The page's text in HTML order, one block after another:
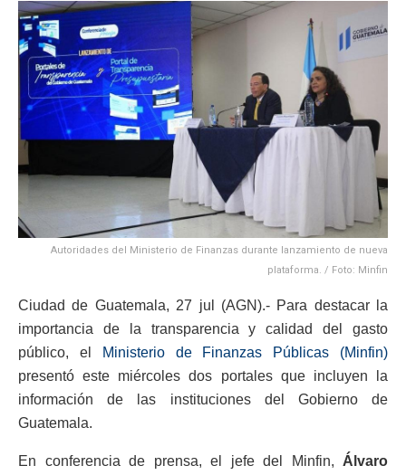
Autoridades del Ministerio de Finanzas durante lanzamiento de nueva
plataforma. / Foto: Minfin
Ciudad de Guatemala, 27 jul (AGN).- Para destacar la
importancia de la transparencia y calidad del gasto
público, el
Ministerio de Finanzas Públicas (Minfin)
presentó este miércoles dos portales que incluyen la
información de las instituciones del Gobierno de
Guatemala.
En conferencia de prensa, el jefe del Minfin, Álvaro